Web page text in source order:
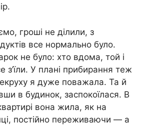
гроші не ділили, з
все нормально було.
не було: хто вдома, той і
з’їли. У плані прибирання теж
я дуже поважала. Та й
в будинок, заспокоїлася. В
вона жила, як на
постійно переживаючи — а